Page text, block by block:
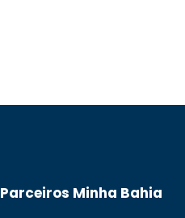
Parceiros Minha Bahia